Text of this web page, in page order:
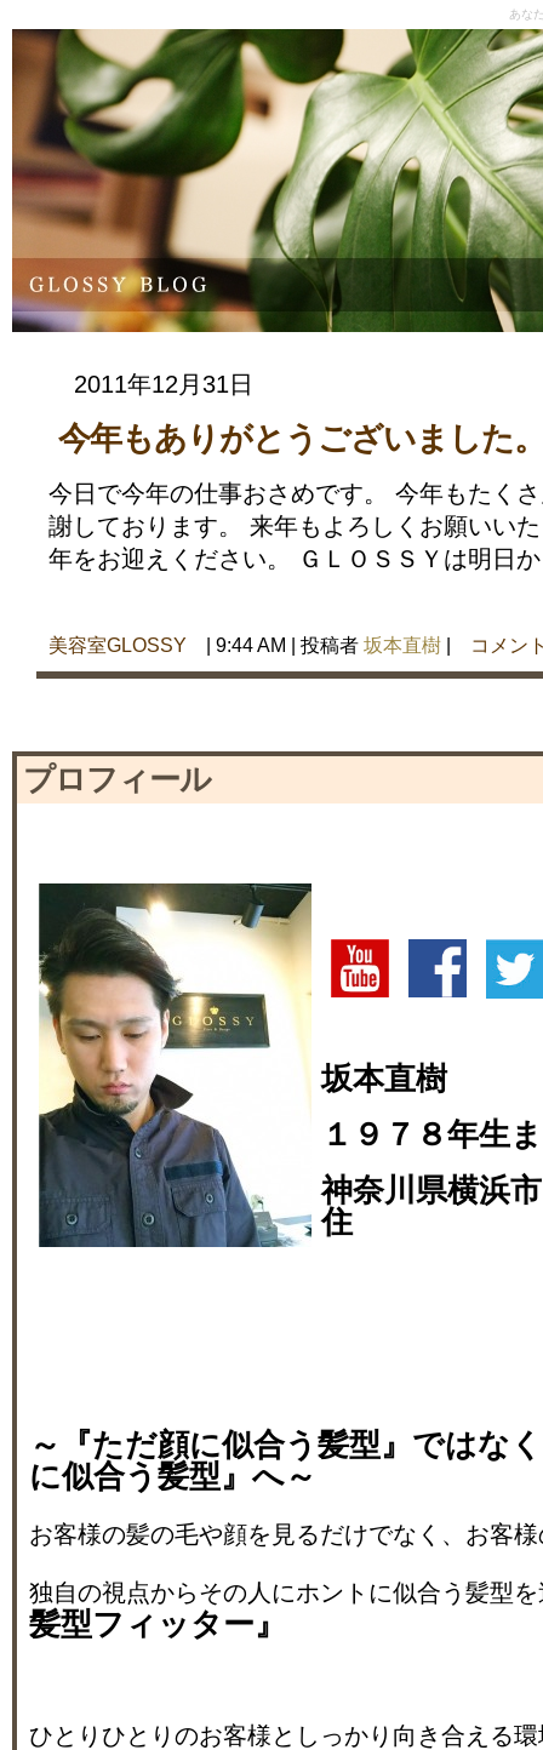
あな
2011年12月31日
今年もありがとうございました
今日で今年の仕事おさめです。 今年もたく
謝しております。 来年もよろしくお願いい
年をお迎えください。 ＧＬＯＳＳＹは明日
美容室GLOSSY | 9:44 AM | 投稿者 坂本直樹 | コメン
プロフィール
坂本直樹
１９７８年生
神奈川県横浜
住
～『ただ顔に似合う髪型』ではな
に似合う髪型』へ～
お客様の髪の毛や顔を見るだけでなく、お客
独自の視点からその人にホントに似合う髪型
髪型フィッター』
ひとりひとりのお客様としっかり向き合える